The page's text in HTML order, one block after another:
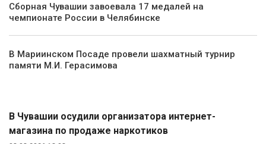
Сборная Чувашии завоевала 17 медалей на
чемпионате России в Челябинске
В Мариинском Посаде провели шахматный турнир
памяти М.И. Герасимова
В Чувашии осудили организатора интернет-
магазина по продаже наркотиков